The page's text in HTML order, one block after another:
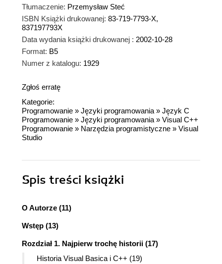
Tłumaczenie: Przemysław Steć
ISBN Książki drukowanej: 83-719-7793-X,
837197793X
Data wydania książki drukowanej : 2002-10-28
Format: B5
Numer z katalogu: 1929
Zgłoś erratę
Kategorie:
Programowanie » Języki programowania» Język C
Programowanie » Języki programowania» Visual C++
Programowanie » Narzędzia programistyczne » Visual
Studio
Spis treści książki
O Autorze (11)
Wstęp (13)
Rozdział 1. Najpierw trochę historii (17)
Historia Visual Basica i C++ (19)